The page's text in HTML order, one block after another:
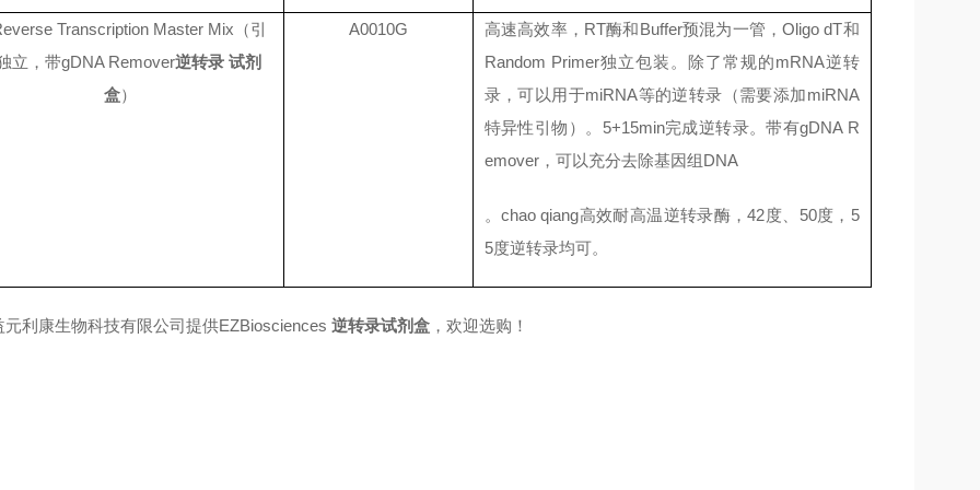
Transcription Master Mix（引
立，带gDNA Remover逆转录 试剂
盒）
A0010G
高速高效率，RT酶和Buffer预混为一管，Oligo dT和
Random Primer独立包装。除了常规的mRNA逆转
录，可以用于miRNA等的逆转录（需要添加miRNA
特异性引物）。5+15min完成逆转录。带有gDNA R
emover，可以充分去除基因组DNA
。chao qiang高效耐高温逆转录酶，42度、50度，5
5度逆转录均可。
元利康生物科技有限公司提供EZBiosciences 逆转录试剂盒，欢迎选购！